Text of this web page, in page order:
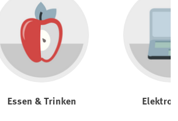
Essen & Trinken